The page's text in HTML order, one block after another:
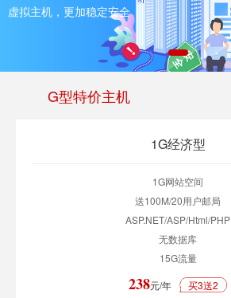
，更加稳定安全
G型特价主机
1G经济型
1G网站空间
送100M/20用户邮局
ASP.NET/ASP/Html/PHP
无数据库
15G流量
238元/年 买3送2